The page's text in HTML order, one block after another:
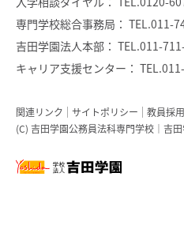
専門学校総合事務局： TEL.011-
吉田学園法人本部： TEL.011-
キャリア支援センター：
関連リンク サイトポリシー 教員採用
(C) 吉田学園公務員法科専門学校｜吉